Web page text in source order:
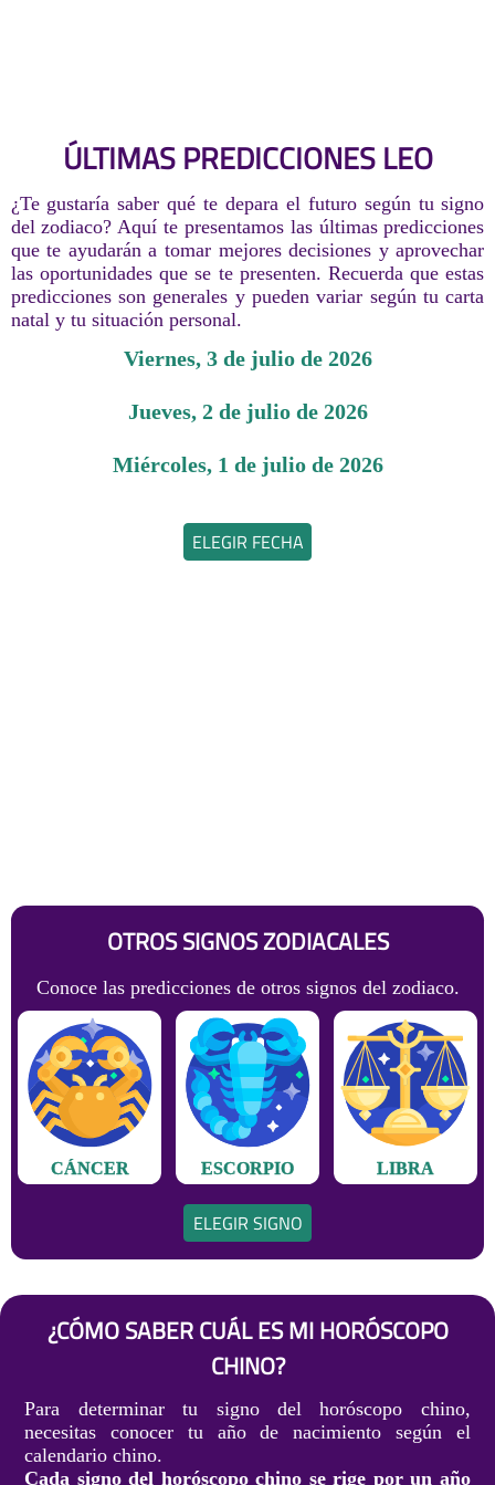
ÚLTIMAS PREDICCIONES LEO
¿Te gustaría saber qué te depara el futuro según tu signo
del zodiaco? Aquí te presentamos las últimas predicciones
que te ayudarán a tomar mejores decisiones y aprovechar
las oportunidades que se te presenten. Recuerda que estas
predicciones son generales y pueden variar según tu carta
natal y tu situación personal.
viernes, 3 de julio de 2026
jueves, 2 de julio de 2026
miércoles, 1 de julio de 2026
ELEGIR FECHA
OTROS SIGNOS ZODIACALES
Conoce las predicciones de otros signos del zodiaco.
CÁNCER ESCORPIO LIBRA
ELEGIR SIGNO
¿CÓMO SABER CUÁL ES MI HORÓSCOPO
CHINO?
Para determinar tu signo del horóscopo chino,
necesitas conocer tu año de nacimiento según el
calendario chino.
Cada signo del horóscopo chino se rige por un año